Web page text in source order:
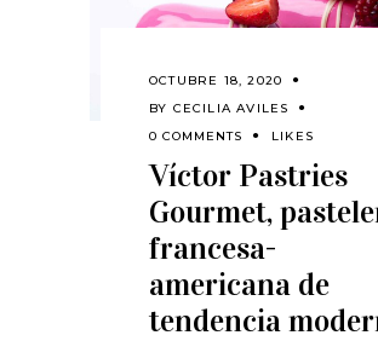
OCTUBRE 18, 2020
BY CECILIA AVILES
0 COMMENTS
LIKES
Víctor Pastries
Gourmet,
francesa-
americana de
tendencia